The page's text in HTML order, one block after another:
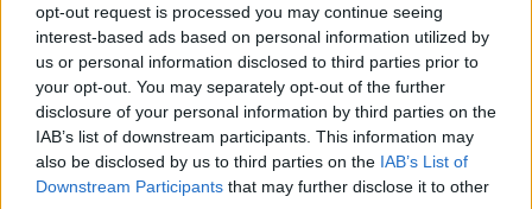
opt-out request is processed you may continue seeing
interest-based ads based on personal information utilized by
us or personal information disclosed to third parties prior to
your opt-out. You may separately opt-out of the further
disclosure of your personal information by third parties on the
IAB’s list of downstream participants. This information may
also be disclosed by us to third parties on the IAB’s List of
Downstream Participants that may further disclose it to other
Ξεκινά σε όλη την ΕΕ η εκστρατεία
εμβολιασμού κατά του κορονοϊού
Πριν από την ΕΕ, πολλές άλλες χώρες άρχισαν
την εκστρατεία εμβολιασμού των πολιτών τους
κατά της Covid-19, που έχει στοιχίσει...
27 ΔΕΚ. 2020, 09:27